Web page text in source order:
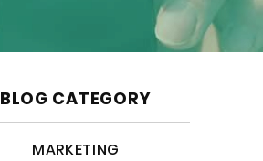
BLOG CATEGORY
MARKETING